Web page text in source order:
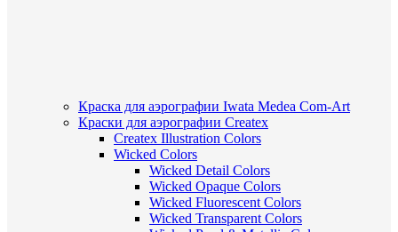
Краска для аэрографии Iwata Medea Com-Art
Краски для аэрографии Createx
Createx Illustration Colors
Wicked Colors
Wicked Detail Colors
Wicked Opaque Colors
Wicked Fluorescent Colors
Wicked Transparent Colors